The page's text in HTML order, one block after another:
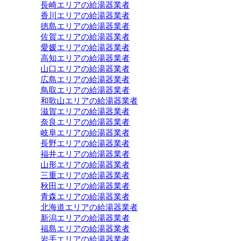
長崎エリアの給湯器業者
香川エリアの給湯器業者
徳島エリアの給湯器業者
佐賀エリアの給湯器業者
愛媛エリアの給湯器業者
高知エリアの給湯器業者
山口エリアの給湯器業者
広島エリアの給湯器業者
鳥取エリアの給湯器業者
和歌山エリアの給湯器業者
滋賀エリアの給湯器業者
奈良エリアの給湯器業者
岐阜エリアの給湯器業者
長野エリアの給湯器業者
福井エリアの給湯器業者
山形エリアの給湯器業者
三重エリアの給湯器業者
秋田エリアの給湯器業者
青森エリアの給湯器業者
北海道エリアの給湯器業者
新潟エリアの給湯器業者
福島エリアの給湯器業者
岩手エリアの給湯器業者